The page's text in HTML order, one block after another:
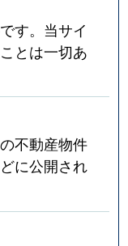
す。当サイ
とは一切あ
不動産物件
に公開され